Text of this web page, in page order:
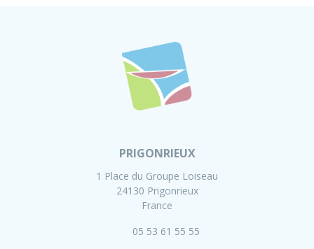
PRIGONRIEUX
1 Place du Groupe Loiseau
24130 Prigonrieux
France
05 53 61 55 55